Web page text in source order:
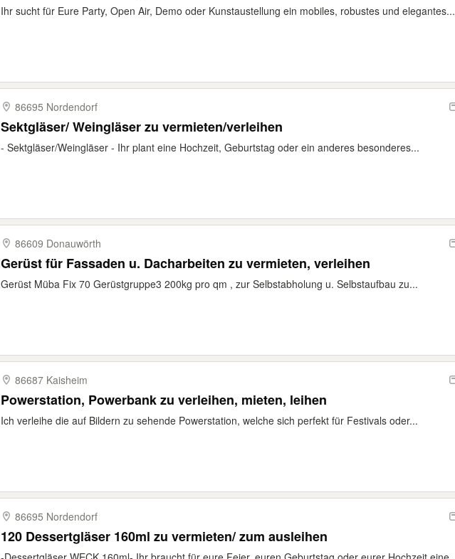
Ihr sucht für Eure Party, Open Air, Demo oder Kunstaustellung ein mobiles, robustes und elegantes...
86695 Nordendorf
Sektgläser/ Weingläser zu vermieten/verleihen
- Sektgläser/Weingläser - Ihr plant eine Hochzeit, Geburtstag oder ein anderes besonderes...
86609 Donauwörth
Gerüst für Fassaden u. Dacharbeiten zu vermieten, verleihen
Gerüst Müba Fix 70 Gerüstgruppe3 200kg pro qm , zur Selbstabholung u. Selbstaufbau zu...
86687 Kaisheim
Powerstation, Powerbank zu verleihen, mieten, leihen
Ich verleihe die auf Bildern zu sehende Powerstation, welche sich perfekt für Festivals oder...
86695 Nordendorf
120 Dessertgläser 160ml zu vermieten/ zum ausleihen